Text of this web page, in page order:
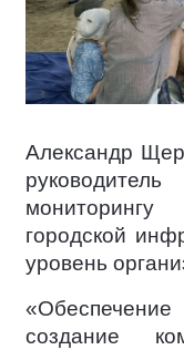
Александр
мониторингу
городской
уровень
создание